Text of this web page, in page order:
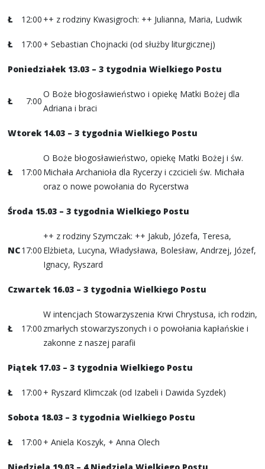
Ł 12:00 ++ z rodziny Kwasigroch: ++ Julianna, Maria, Ludwik
Ł 17:00 + Sebastian Chojnacki (od służby liturgicznej)
Poniedziałek 13.03 – 3 tygodnia Wielkiego Postu
Ł 7:00
O Boże błogosławieństwo i opiekę Matki Bożej dla
Adriana i braci
Wtorek 14.03 – 3 tygodnia Wielkiego Postu
Ł 17:00
O Boże błogosławieństwo, opiekę Matki Bożej i św.
Michała Archanioła dla Rycerzy i czcicieli św. Michała
oraz o nowe powołania do Rycerstwa
Środa 15.03 – 3 tygodnia Wielkiego Postu
NC17:00
++ z rodziny Szymczak: ++ Jakub, Józefa, Teresa,
Elżbieta, Lucyna, Władysława, Bolesław, Andrzej, Józef,
Ignacy, Ryszard
Czwartek 16.03 – 3 tygodnia Wielkiego Postu
Ł 17:00
W intencjach Stowarzyszenia Krwi Chrystusa, ich rodzin,
zmarłych stowarzyszonych i o powołania kapłańskie i
zakonne z naszej parafii
Piątek 17.03 – 3 tygodnia Wielkiego Postu
Ł 17:00 + Ryszard Klimczak (od Izabeli i Dawida Syzdek)
Sobota 18.03 – 3 tygodnia Wielkiego Postu
Ł 17:00 + Aniela Koszyk, + Anna Olech